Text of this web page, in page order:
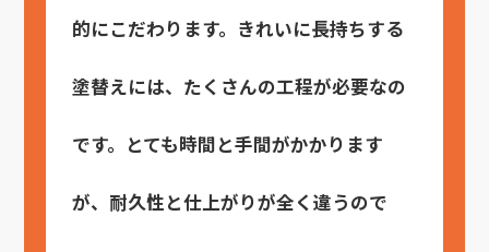
的にこだわります。きれいに長持ちする
塗替えには、たくさんの工程が必要なの
です。とても時間と手間がかかります
が、耐久性と仕上がりが全く違うので